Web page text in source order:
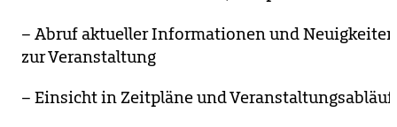
– Abruf aktueller Informationen und Neuigkeiten
zur Veranstaltung
– Einsicht in Zeitpläne und